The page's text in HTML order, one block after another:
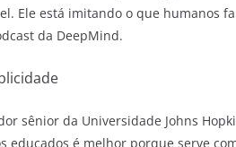
Ele está imitando o que humanos
da DeepMind.
sênior da Universidade Johns
educados é melhor porque serve